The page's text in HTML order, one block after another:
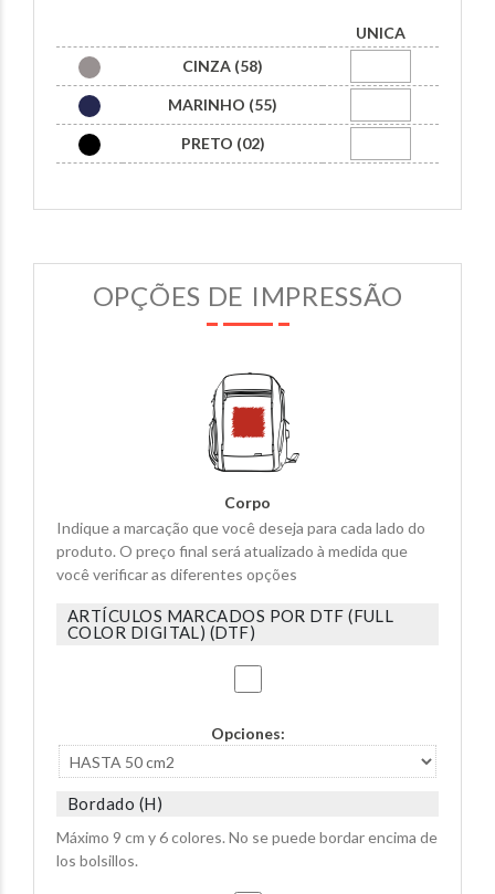
UNICA
CINZA (58)
MARINHO (55)
PRETO (02)
OPÇÕES DE IMPRESSÃO
Corpo
Indique a marcação que você deseja para cada lado do
produto. O preço final será atualizado à medida que
você verificar as diferentes opções
ARTÍCULOS MARCADOS POR DTF (FULL
COLOR DIGITAL) (DTF)
Opciones:
Bordado (H)
Máximo 9 cm y 6 colores. No se puede bordar encima de
los bolsillos.